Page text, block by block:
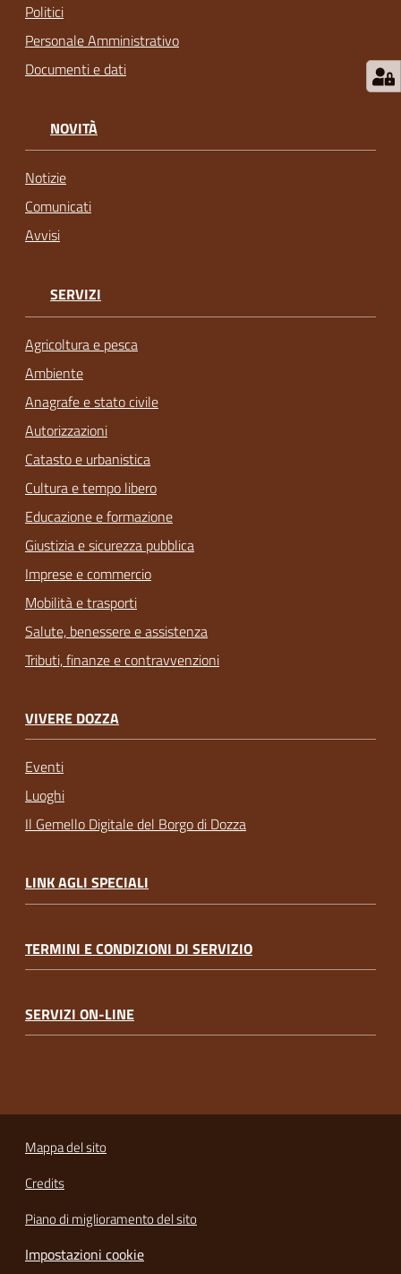
Politici
Personale Amministrativo
Documenti e dati
NOVITÀ
Notizie
Comunicati
Avvisi
SERVIZI
Agricoltura e pesca
Ambiente
Anagrafe e stato civile
Autorizzazioni
Catasto e urbanistica
Cultura e tempo libero
Educazione e formazione
Giustizia e sicurezza pubblica
Imprese e commercio
Mobilità e trasporti
Salute, benessere e assistenza
Tributi, finanze e contravvenzioni
VIVERE DOZZA
Eventi
Luoghi
Il Gemello Digitale del Borgo di Dozza
LINK AGLI SPECIALI
TERMINI E CONDIZIONI DI SERVIZIO
SERVIZI ON-LINE
Mappa del sito
Credits
Piano di miglioramento del sito
Impostazioni cookie